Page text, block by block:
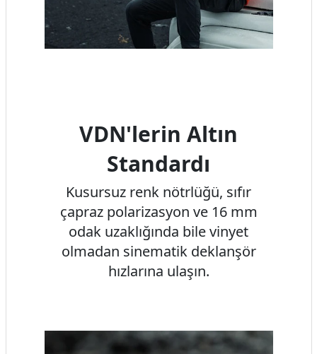
VDN'lerin Altın
Standardı
Kusursuz renk nötrlüğü, sıfır
çapraz polarizasyon ve 16 mm
odak uzaklığında bile vinyet
olmadan sinematik deklanşör
hızlarına ulaşın.